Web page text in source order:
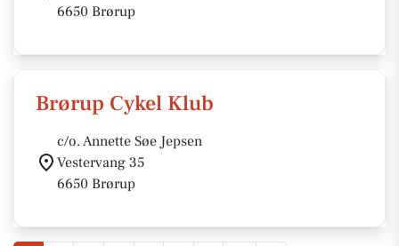
6650 Brørup
Brørup Cykel Klub
c/o. Annette Søe Jepsen
Vestervang 35
6650 Brørup